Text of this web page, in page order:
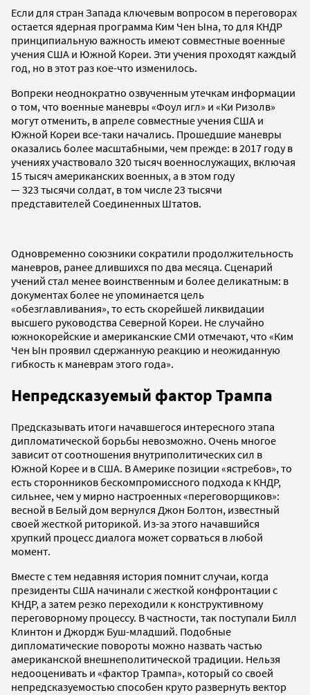
Если для стран Запада ключевым вопросом в переговорах
остается ядерная программа Ким Чен Ына, то для КНДР
принципиальную важность имеют совместные военные
учения США и Южной Кореи. Эти учения проходят каждый
год, но в этот раз кое-что изменилось.
Вопреки неоднократно озвученным утечкам информации
о том, что военные маневры «Фоул игл» и «Ки Ризолв»
могут отменить, в апреле совместные учения США и
Южной Кореи все-таки начались. Прошедшие маневры
оказались более масштабными, чем прежде: в 2017 году в
учениях участвовало 320 тысяч военнослужащих, включая
15 тысяч американских военных, а в этом году
— 323 тысячи солдат, в том числе 23 тысячи
представителей Соединенных Штатов.
Одновременно союзники сократили продолжительность
маневров, ранее длившихся по два месяца. Сценарий
учений стал менее воинственным и более деликатным: в
документах более не упоминается цель
«обезглавливания», то есть скорейшей ликвидации
высшего руководства Северной Кореи. Не случайно
южнокорейские и американские СМИ отмечают, что «Ким
Чен Ын проявил сдержанную реакцию и неожиданную
гибкость к маневрам этого года».
Непредсказуемый фактор Трампа
Предсказывать итоги начавшегося интересного этапа
дипломатической борьбы невозможно. Очень многое
зависит от соотношения внутриполитических сил в
Южной Корее и в США. В Америке позиции «ястребов», то
есть сторонников бескомпромиссного подхода к КНДР,
сильнее, чем у мирно настроенных «переговорщиков»:
весной в Белый дом вернулся Джон Болтон, известный
своей жесткой риторикой. Из-за этого начавшийся
хрупкий процесс диалога может сорваться в любой
момент.
Вместе с тем недавняя история помнит случаи, когда
президенты США начинали с жесткой конфронтации с
КНДР, а затем резко переходили к конструктивному
переговорному процессу. В частности, так поступали Билл
Клинтон и Джордж Буш-младший. Подобные
дипломатические повороты можно назвать частью
американской внешнеполитической традиции. Нельзя
недооценивать и «фактор Трампа», который со своей
непредсказуемостью способен круто развернуть вектор